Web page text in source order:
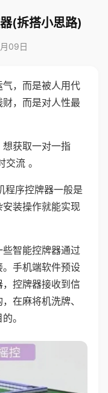
(拆搭小思路)
09日
，而是被人用代
，而是对人性最
获取一对一指
流 。
程序控牌器一般是
装操作就能实现
智能控牌器通过
手机端软件预设
控牌器接收到信
在麻将机洗牌、
。